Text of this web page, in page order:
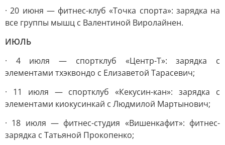
· 20 июня — фитнес-клуб «Точка спорта»: зарядка на
все группы мышц с Валентиной Виролайнен.
ИЮЛЬ
· 4 июля — спортклуб «Центр-Т»: зарядка с
элементами тхэквондо с Елизаветой Тарасевич;
· 11 июля — спортклуб «Кекусин-кан»: зарядка с
элементами киокусинкай с Людмилой Мартынович;
· 18 июля — фитнес-студия «Вишенкафит»: фитнес-
зарядка с Татьяной Прокопенко;